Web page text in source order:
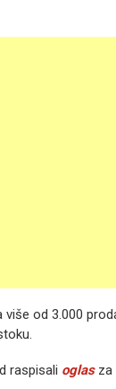
više od 3.000
raspisali oglas za